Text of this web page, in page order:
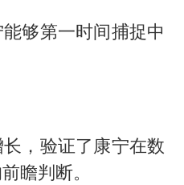
够第一时间捕捉中
，验证了康宁在数
瞻判断。